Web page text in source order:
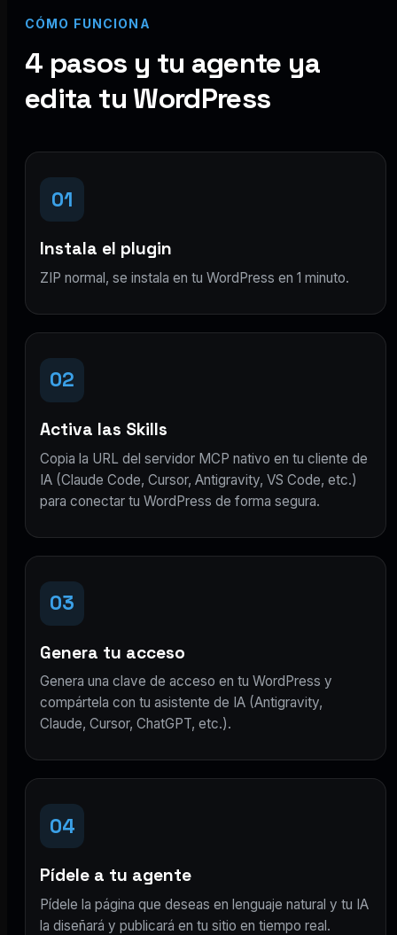
CÓMO FUNCIONA
4 pasos y tu agente ya
edita tu WordPress
01
Instala el plugin
ZIP normal, se instala en tu WordPress en 1 minuto.
02
Activa las Skills
Copia la URL del servidor MCP nativo en tu cliente de
IA (Claude Code, Cursor, Antigravity, VS Code, etc.)
para conectar tu WordPress de forma segura.
03
Genera tu acceso
Genera una clave de acceso en tu WordPress y
compártela con tu asistente de IA (Antigravity,
Claude, Cursor, ChatGPT, etc.).
04
Pídele a tu agente
Pídele la página que deseas en lenguaje natural y tu IA
la diseñará y publicará en tu sitio en tiempo real.